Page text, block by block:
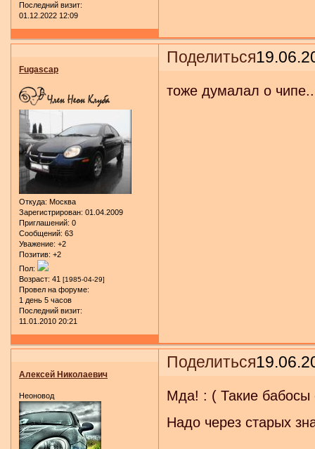
Последний визит:
01.12.2022 12:09
Поделиться
Fugascap
Откуда: Москва
Зарегистрирован: 01.04.2009
Приглашений: 0
Сообщений: 63
Уважение: +2
Позитив: +2
Пол:
Возраст: 41 [1985-04-29]
Провел на форуме:
1 день 5 часов
Последний визит:
11.01.2010 20:21
тоже думалал о
Поделиться
Алексей Николаевич
Неоновод
Мда! : ( Такие бабосы
Надо через старых